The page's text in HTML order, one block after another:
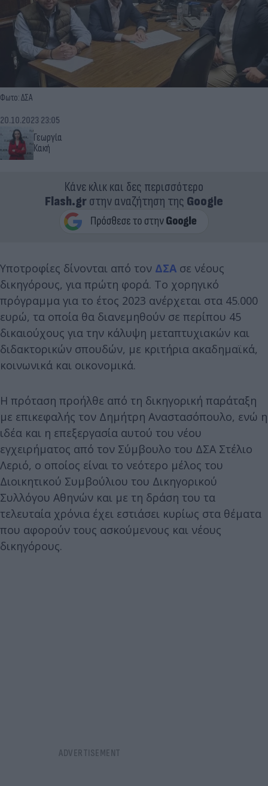
Φωτο: ΔΣΑ
Γεωργία
Κακή
20.10.2023 23:05
Κάνε κλικ και δες περισσότερο
Flash.grστην αναζήτηση της Google
Υποτροφίες δίνονται από τον ΔΣΑ σε νέους
δικηγόρους, για πρώτη φορά. Το χορηγικό
πρόγραμμα για το έτος 2023 ανέρχεται στα 45.000
ευρώ, τα οποία θα διανεμηθούν σε περίπου 45
δικαιούχους για την κάλυψη μεταπτυχιακών και
διδακτορικών σπουδών, με κριτήρια ακαδημαϊκά,
κοινωνικά και οικονομικά.
Η πρόταση προήλθε από τη δικηγορική παράταξη
με επικεφαλής τον Δημήτρη Αναστασόπουλο, ενώ η
ιδέα και η επεξεργασία αυτού του νέου
εγχειρήματος από τον Σύμβουλο του ΔΣΑ Στέλιο
Λεριό, ο οποίος είναι το νεότερο μέλος του
Διοικητικού Συμβούλιου του Δικηγορικού
Συλλόγου Αθηνών και με τη δράση του τα
τελευταία χρόνια έχει εστιάσει κυρίως στα θέματα
που αφορούν τους ασκούμενους και νέους
δικηγόρους.